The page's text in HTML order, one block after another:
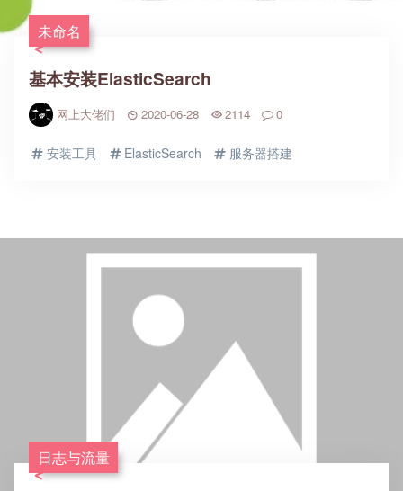
未命名
基本安装ElasticSearch
网上大佬们 2020-06-28 2114 0
安装工具 ElasticSearch 服务器搭建
日志与流量